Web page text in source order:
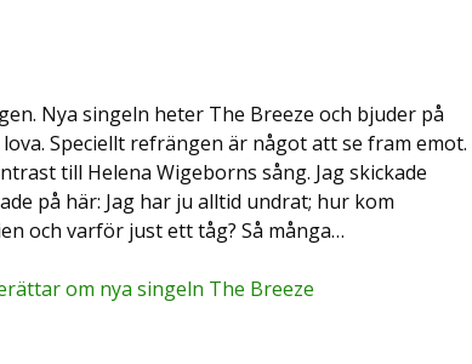
Nya singeln heter The Breeze och bjuder på
Speciellt refrängen är något att se fram emot.
till Helena Wigeborns sång. Jag skickade
på här: Jag har ju alltid undrat; hur kom
och varför just ett tåg? Så många…
om nya singeln The Breeze